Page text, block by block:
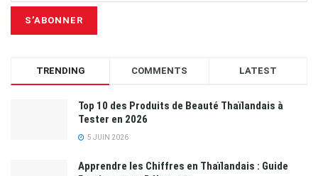
TRENDING COMMENTS LATEST
Top 10 des Produits de Beauté Thaïlandais à
Tester en 2026
5 JUIN 2026
Apprendre les Chiffres en Thaïlandais : Guide